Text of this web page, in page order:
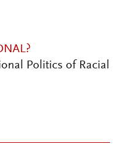
Politics of Racial